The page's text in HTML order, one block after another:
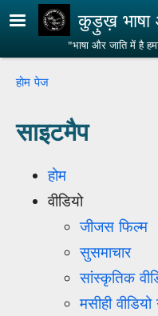
Skip to main content
कुड़ुख़
"भाषा और जाति में है
Breadcrumb
होम पेज
साइटमैप
होम
वीडियो
जीजस फिल्म
सुसमाचार
सांस्कृतिक
मसीही वीडियो